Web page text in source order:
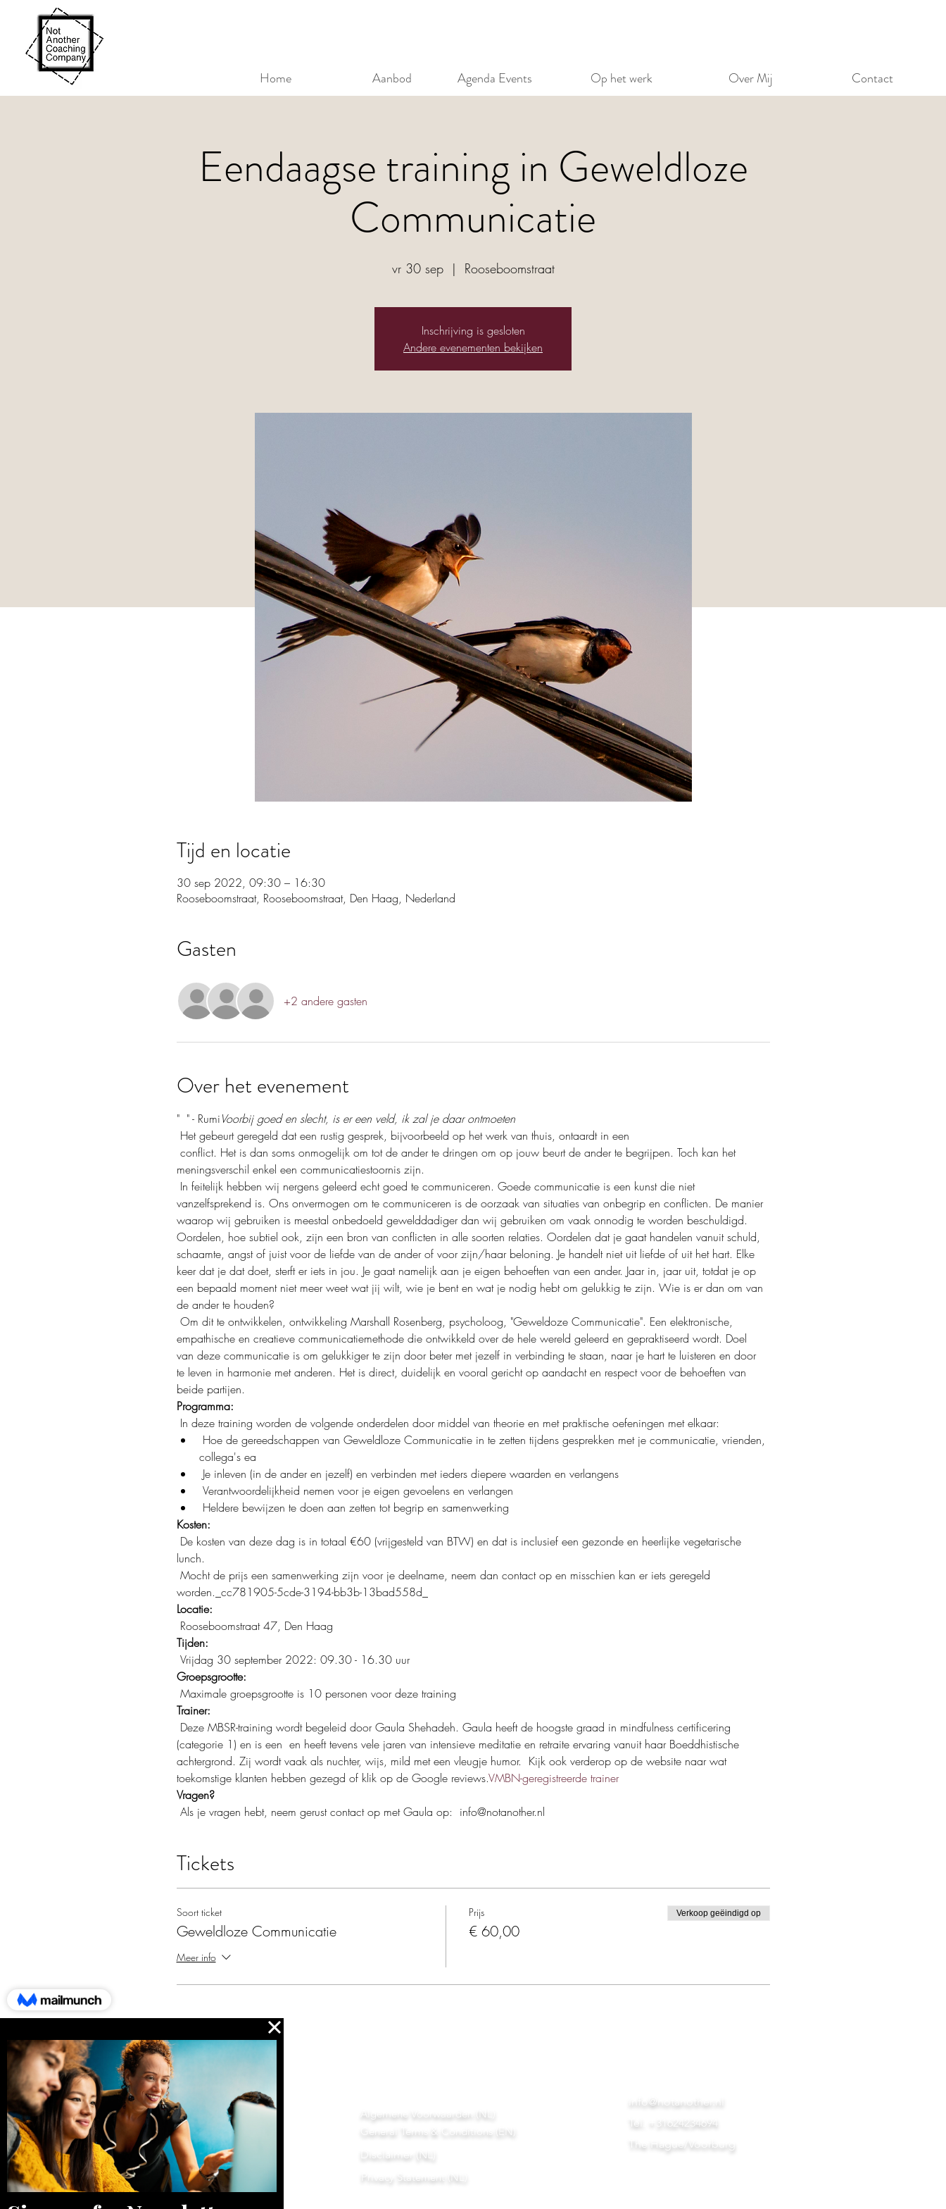
Home Aanbod Agenda Events Op het werk Over Mij Contact
Eendaagse training in Geweldloze
Communicatie
vr 30 sep
  |
Rooseboomstraat
Inschrijving is gesloten
Andere evenementen bekijken
Tijd en locatie
30 sep 2022, 09:30 – 16:30
Rooseboomstraat, Rooseboomstraat, Den Haag, Nederland
Gasten
+2 andere gasten
Over het evenement
" " - RumiVoorbij goed en slecht, is er een veld, ik zal je daar ontmoeten
Het gebeurt geregeld dat een rustig gesprek, bijvoorbeeld op het werk van thuis, ontaardt in een
meningsverschil enkel een communicatiestoornis zijn.
vanzelfsprekend is. Ons onvermogen om te communiceren is de oorzaak van situaties van onbegrip en conflicten. De manier
waarop wij gebruiken is meestal onbedoeld gewelddadiger dan wij gebruiken om vaak onnodig te worden beschuldigd.
Oordelen, hoe subtiel ook, zijn een bron van conflicten in alle soorten relaties. Oordelen dat je gaat handelen vanuit schuld,
schaamte, angst of juist voor de liefde van de ander of voor zijn/haar beloning. Je handelt niet uit liefde of uit het hart. Elke
keer dat je dat doet, sterft er iets in jou. Je gaat namelijk aan je eigen behoeften van een ander. Jaar in, jaar uit, totdat je op
een bepaald moment niet meer weet wat jij wilt, wie je bent en wat je nodig hebt om gelukkig te zijn. Wie is er dan om van
de ander te houden?
empathische en creatieve communicatiemethode die ontwikkeld over de hele wereld geleerd en gepraktiseerd wordt. Doel
van deze communicatie is om gelukkiger te zijn door beter met jezelf in verbinding te staan, naar je hart te luisteren en door
te leven in harmonie met anderen. Het is direct, duidelijk en vooral gericht op aandacht en respect voor de behoeften van
beide partijen.
Programma:
In deze training worden de volgende onderdelen door middel van theorie en met praktische oefeningen met elkaar:
collega's ea
Je inleven (in de ander en jezelf) en verbinden met ieders diepere waarden en verlangens
Verantwoordelijkheid nemen voor je eigen gevoelens en verlangen
Heldere bewijzen te doen aan zetten tot begrip en samenwerking
Kosten:
lunch.
worden._cc781905-5cde-3194-bb3b-13bad558d_
Locatie:
Rooseboomstraat 47, Den Haag
Tijden:
Vrijdag 30 september 2022: 09.30 - 16.30 uur
Groepsgrootte:
Maximale groepsgrootte is 10 personen voor deze training
Trainer:
(categorie 1) en is een en heeft tevens vele jaren van intensieve meditatie en retraite ervaring vanuit haar Boeddhistische
achtergrond. Zij wordt vaak als nuchter, wijs, mild met een vleugje humor.  Kijk ook verderop op de website naar wat
toekomstige klanten hebben gezegd of klik op de Google reviews.VMBN-geregistreerde trainer
Vragen?
Als je vragen hebt, neem gerust contact op met Gaula op:  info@notanother.nl
Tickets
Soort ticket
Geweldloze Communicatie
Meer info
Prijs
€ 60,00
Verkoop geëindigd op
Snel naar:
Blog
Over Mij
Reviews
Contact
Algemene Voorwaarden (NL)
General Terms & Conditions (EN)
Disclaimer (NL)
Privacy Statement (NL)
info@notanother.nl
Tel. +31624234694
The Hague/Voorburg